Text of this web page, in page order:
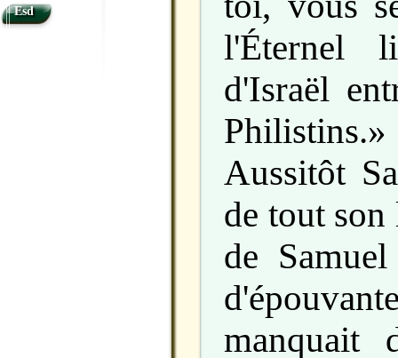
l'Éternel
d'Israël
Philistins.»
Aussitôt
de tout
de
Esd